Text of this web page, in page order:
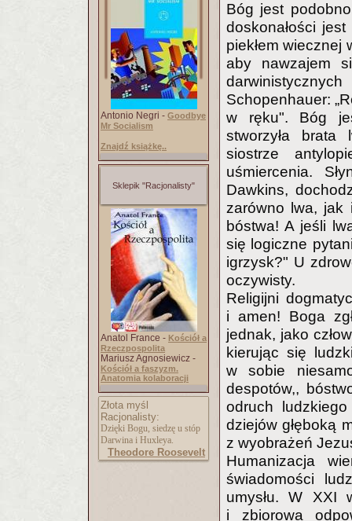
Antonio Negri - Goodbye
Mr Socialism
Znajdź książkę..
Sklepik "Racjonalisty"
Anatol France - Kościół a
Rzeczpospolita
Mariusz Agnosiewicz -
Kościół a faszyzm.
Anatomia kolaboracji
Złota myśl
Racjonalisty:
Dzięki Bogu, siedzę u stóp
Darwina i Huxleya.
Theodore Roosevelt
Bóg jest
doskonałości
piekłem wiecznej
aby nawzajem
Schopenhauer:
w ręku". Bóg
stworzyła brata
siostrze
uśmiercenia.
Dawkins,
zarówno lwa, jak
bóstwa! A jeśli
się logiczne
igrzysk?" U
oczywisty.
Religijni
i amen! Boga
jednak, jako
kierując się
w sobie
despotów,,
odruch
dziejów głęboką
z wyobrażeń
Humanizacja
świadomości
umysłu. W XXI
i zbiorowa